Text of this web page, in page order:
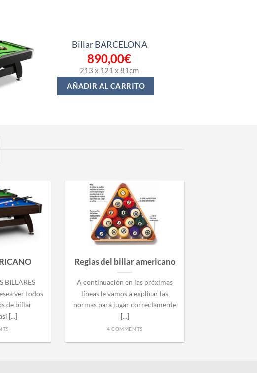
Billar BARCELONA
890,00€
213 x 121 x 81cm
AÑADIR AL CARRITO
BILLARES
ver todos
de billar
[...]
Reglas del billar americano
A continuación en las próximas
líneas le vamos a explicar las
normas para jugar correctamente
[...]
4 COMMENTS